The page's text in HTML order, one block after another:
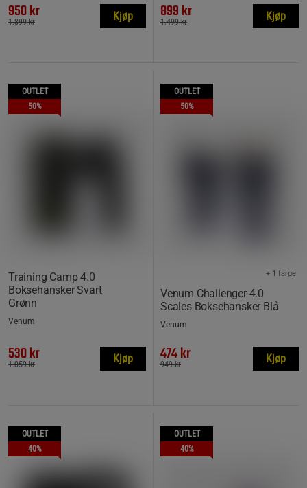
950 kr
1.899 kr Kjøp 899 kr
1.499 kr Kjøp
OUTLET
50%
Training Camp 4.0
Boksehansker Svart
Grønn
Venum
530 kr
1.059 kr Kjøp
OUTLET
50%
Venum Challenger 4.0
Scales Boksehansker Blå
+ 1 farge
Venum
474 kr
949 kr Kjøp
OUTLET
40%
OUTLET
40%